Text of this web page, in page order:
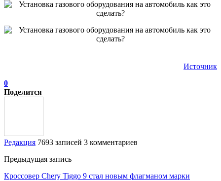
Источник
0
Поделится
Редакция 7693 записей 3 комментариев
Предыдущая запись
Кроссовер Chery Tiggo 9 стал новым флагманом марки